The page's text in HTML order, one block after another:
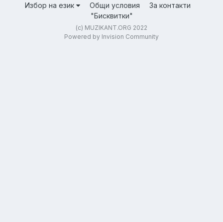
Избор на език Общи условия
За контакти
"Бисквитки"
(c) MUZIKANT.ORG 2022
Powered by Invision Community